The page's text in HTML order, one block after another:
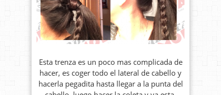
Esta trenza es un poco mas complicada de
hacer, es coger todo el lateral de cabello y
hacerla pegadita hasta llegar a la punta del